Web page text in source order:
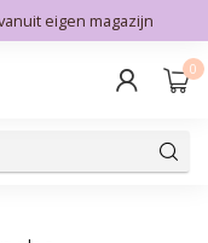
eigen magazijn
0